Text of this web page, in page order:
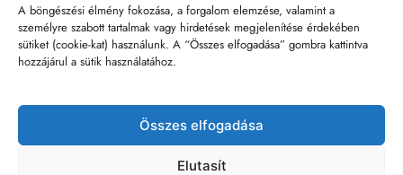
A böngészési élmény fokozása, a forgalom elemzése, valamint a
személyre szabott tartalmak vagy hirdetések megjelenítése érdekében
sütiket (cookie-kat) használunk. A “Összes elfogadása” gombra kattintva
hozzájárul a sütik használatához.
Összes elfogadása
Elutasít